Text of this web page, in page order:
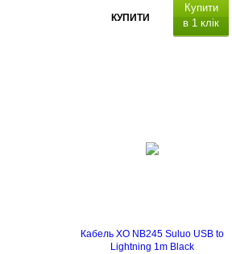
КУПИТИ
Купити
в 1 клік
Кабель XO NB245 Suluo USB to
Lightning 1m Black